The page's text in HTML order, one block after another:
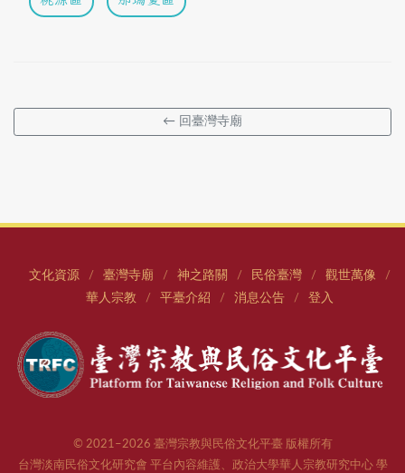
← 回臺灣寺廟
文化資源 / 臺灣寺廟 / 神之路關 / 民俗臺灣 / 觀世萬像 /
華人宗教 / 平臺介紹 / 消息公告 / 登入
© 2021–2026 臺灣宗教與民俗文化平臺 版權所有
台灣淡南民俗文化研究會 平台內容維護、政治大學華人宗教研究中心 學